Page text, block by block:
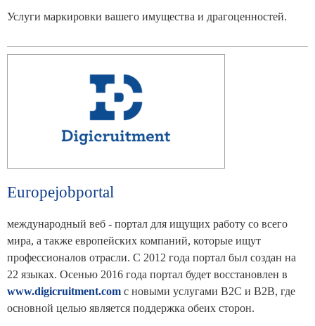
Услуги маркировки вашего имущества и драгоценностей.
Europejobportal
международный веб - портал для ищущих работу со всего
мира, а также европейских компаний, которые ищут
профессионалов отрасли. С 2012 года портал был создан на
22 языках. Осенью 2016 года портал будет восстановлен в
www.digicruitment.com с новыми услугами B2C и B2B, где
основной целью является поддержка обеих сторон.